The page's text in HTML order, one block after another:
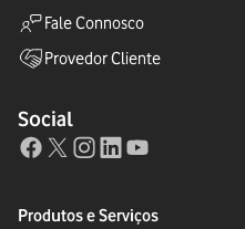
Fale Connosco
Provedor Cliente
Social
Produtos e Serviços